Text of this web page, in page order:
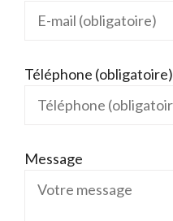
Téléphone (obligatoire)
Message